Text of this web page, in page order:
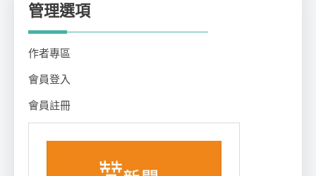
管理選項
作者專區
會員登入
會員註冊